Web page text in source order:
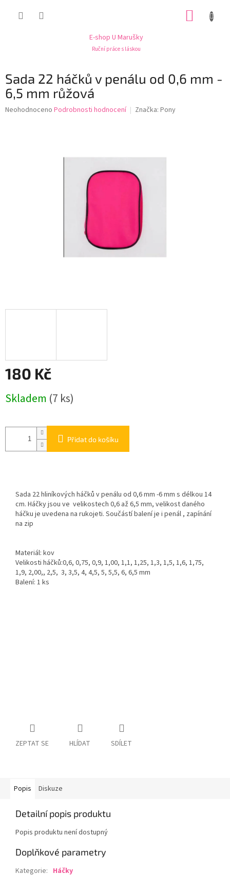
E-shop U Marušky
Ruční práce s láskou
Sada 22 háčků v penálu od 0,6 mm -
6,5 mm růžová
Průměrné
Neohodnoceno Podrobnosti hodnocení Značka: Pony
180 Kč
cena:
Skladem (7 ks)
Přidat do košíku
Sada 22 hliníkových háčků v penálu od 0,6 mm -6 mm s délkou 14
cm. Háčky jsou ve velikostech 0,6 až 6,5 mm, velikost daného
háčku je uvedena na rukojeti. Součástí balení je i penál , zapínání
na zip
Materiál: kov
Velikosti háčků:0,6, 0,75, 0,9, 1,00, 1,1, 1,25, 1,3, 1,5, 1,6, 1,75,
1,9, 2,00,, 2,5, 3, 3,5, 4, 4,5, 5, 5,5, 6, 6,5 mm
Balení: 1 ks
ZEPTAT SE HLÍDAT SDÍLET
Popis Diskuze
Detailní popis produktu
Popis produktu není dostupný
Doplňkové parametry
Kategorie: Háčky